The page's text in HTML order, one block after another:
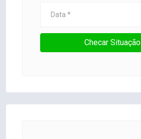
Checar Situação